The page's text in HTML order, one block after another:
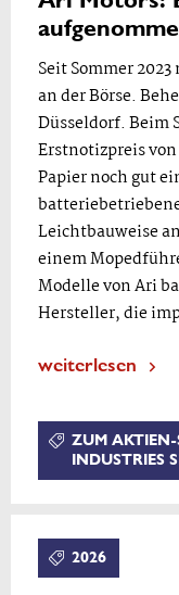
Seit Sommer
an der Börse.
Düsseldorf. Beim
Erstnotizpreis
Papier noch gut
Leichtbauweise
einem
Modelle von Ari
Hersteller, die
weiterlesen
ZUM AKTIEN-
INDUSTRIES
2026